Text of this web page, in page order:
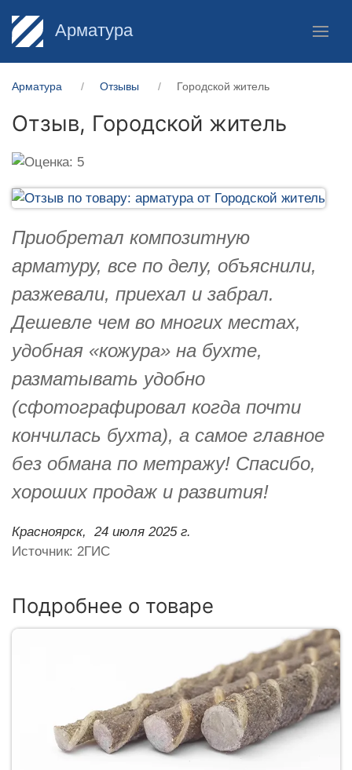
Арматура
Арматура Отзывы Городской житель
Отзыв, Городской житель
Приобретал композитную
арматуру, все по делу, объяснили,
разжевали, приехал и забрал.
Дешевле чем во многих местах,
удобная «кожура» на бухте,
разматывать удобно
(сфотографировал когда почти
кончилась бухта), а самое главное
без обмана по метражу! Спасибо,
хороших продаж и развития!
Красноярск,
24 июля 2025 г.
Источник: 2ГИС
Подробнее о товаре